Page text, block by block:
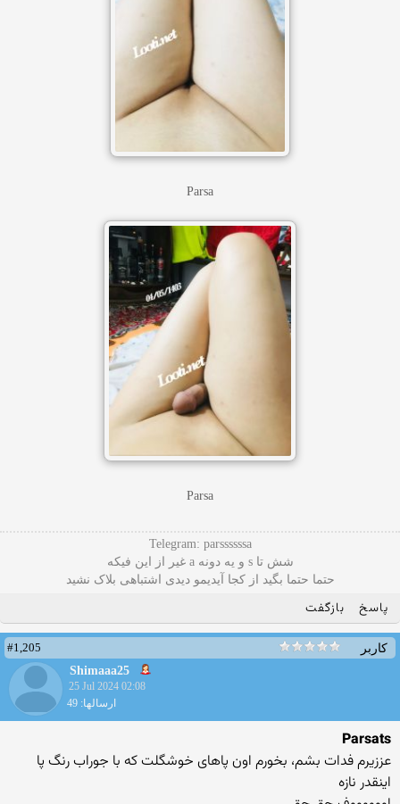
Parsa
Parsa
Telegram: parssssssa
شش تا s و یه دونه a غیر از این فیکه
حتما حتما بگید از کجا آیدیمو دیدی اشتباهی بلاک نشید
پاسخ بازگفت
کاربر
#1,205
Shimaaa25
25 Jul 2024 02:08
ارسالها: 49
Parsats
عززیرم فدات بشم، بخورم اون پاهای خوشگلت که با جوراب رنگ پا
اینقدر نازه